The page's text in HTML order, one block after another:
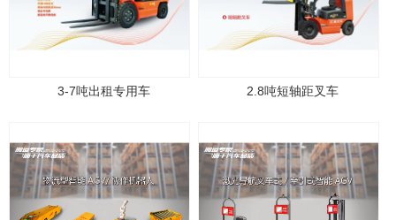
3-7吨出租专用车 2.8吨短轴距叉车